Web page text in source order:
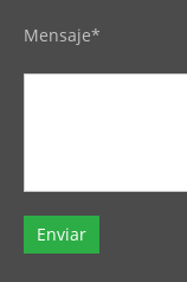
Mensaje*